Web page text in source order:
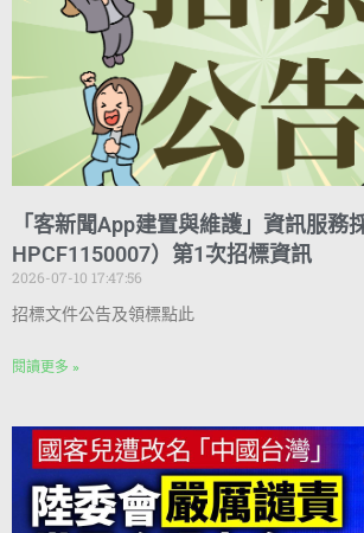
「客新聞App建置與維護」資訊服務
HPCF1150007）第1次招標資訊
2026-07-10 17:47:56
招標文件公告及領標點此
閱讀更多 »